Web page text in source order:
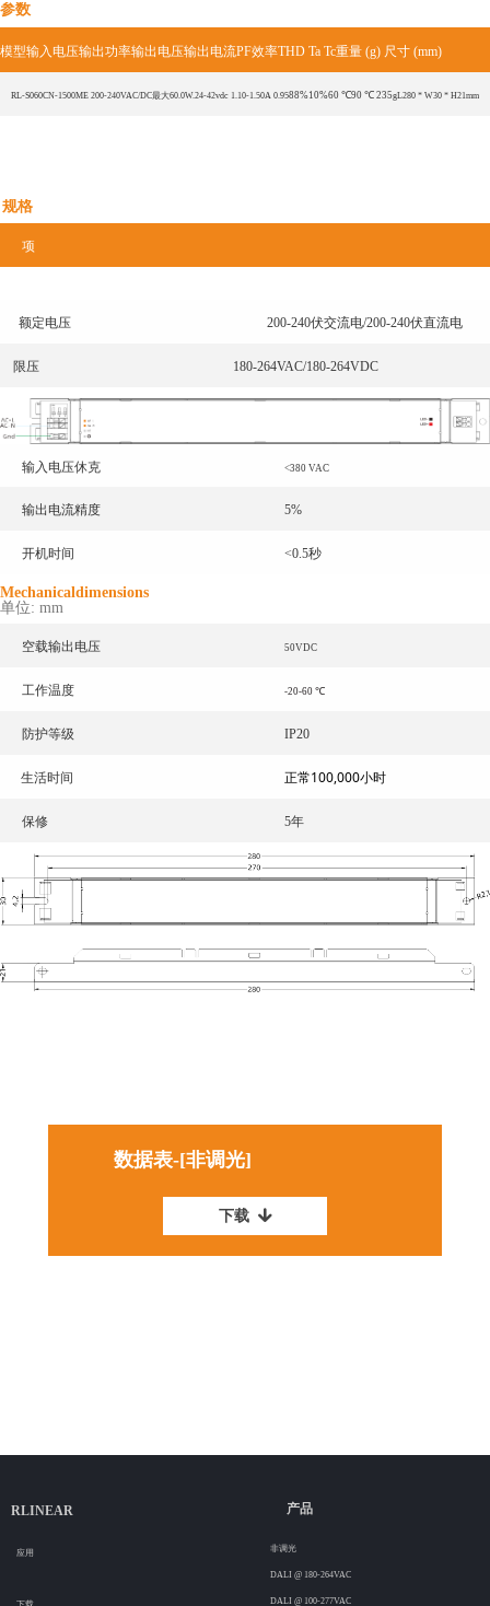
RL-S060CN-1500ME 200-240VAC/DC最大60.0W.24-42vdc 1.10-1.50A 0.9588%10%60 ℃90 ℃ 235gL280 * W30 * H21mm
模型输入电压输出功率输出电压输出电流PF效率THD Ta Tc重量 (g) 尺寸 (mm)
参数
项
额定电压 200-240伏交流电/200-240伏直流电
限压 180-264VAC/180-264VDC
输入电压休克 <380 VAC
输出电流精度 5%
开机时间 <0.5秒
空载输出电压 50VDC
工作温度 -20-60 ℃
防护等级 IP20
生活时间 正常100,000小时
保修 5年
Mechanicaldimensions
单位: mm
下载 녓
数据表-[非调光]
规格
RLINEAR
非调光
DALI @ 180-264VAC
DALI @ 100-277VAC
产品
应用